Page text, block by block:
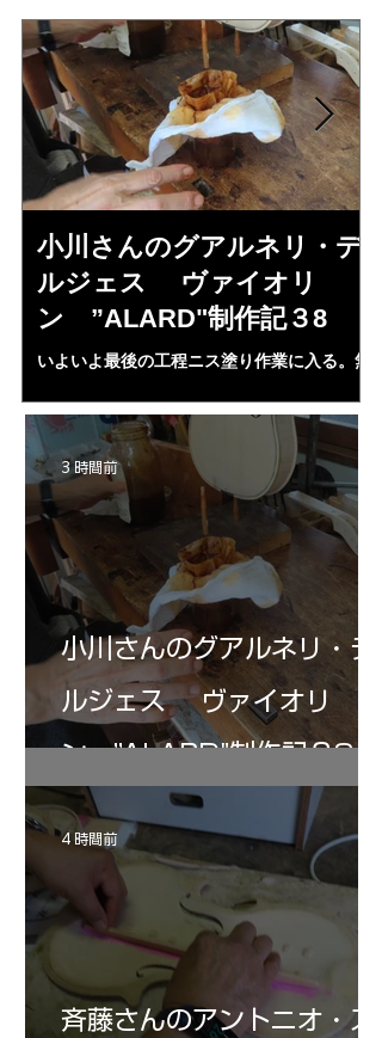
小川さんのグアルネリ・デ
ルジェス ヴァイオリ
ン ”ALARD"制作記３8
いよいよ最後の工程ニス塗り作業に入る。無
リス、ランニングコーパル、ベネチアターペ
ンタイン、スパイクラヴェンダーオイル，等
等を入れ３ケ月経過、ガーゼで濾し下地ニス
として３回ほど塗る。さらにそれをアルコー
ルで取る。ホワイト状態に戻す。自宅工房で
３０－４０回ニス塗りの手始めとなる・・。
小川さんのグアルネリ・デ
ルジェス ヴァイオリ
ン ”ALARD"制作記３8
3 時間前
斉藤さんのアントニオ・ス
4 時間前